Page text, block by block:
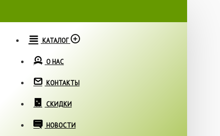
КАТАЛОГ
О НАС
КОНТАКТЫ
СКИДКИ
НОВОСТИ